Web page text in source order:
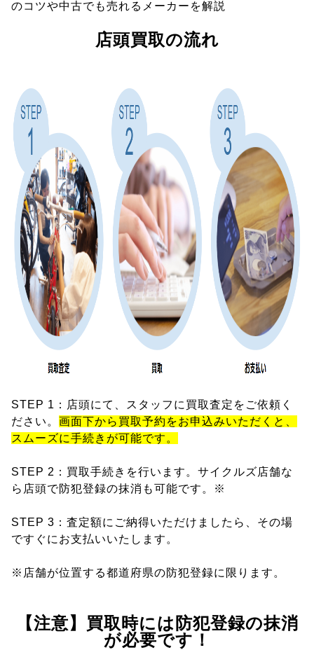
のコツや中古でも売れるメーカーを解説
店頭買取の流れ
STEP 1：店頭にて、スタッフに買取査定をご依頼く
ださい。 画面下から買取予約をお申込みいただくと、
スムーズに手続きが可能です。
STEP 2：買取手続きを行います。サイクルズ店舗な
ら店頭で防犯登録の抹消も可能です。※
STEP 3：査定額にご納得いただけましたら、その場
ですぐにお支払いいたします。
※店舗が位置する都道府県の防犯登録に限ります。
【注意】買取時には防犯登録の抹消
が必要です！